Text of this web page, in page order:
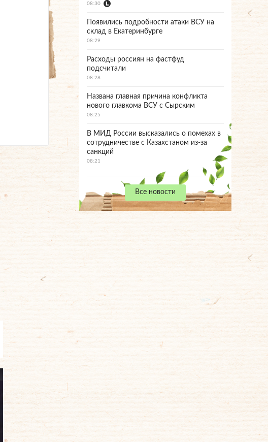
08:30
Появились подробности атаки ВСУ на
склад в Екатеринбурге
08:29
Расходы россиян на фастфуд
подсчитали
08:28
Названа главная причина конфликта
нового главкома ВСУ с Сырским
08:25
В МИД России высказались о помехах в
сотрудничестве с Казахстаном из-за
санкций
08:21
Все новости